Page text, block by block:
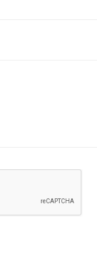
at 2:37 pm
tellus blandit aliquet.